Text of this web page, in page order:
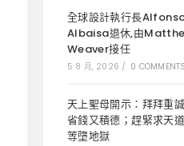
全球設計執行長
Albaisa退休,由
Weaver接任
5 8 月, 2026 / 0 COMMENTS
天上聖母開示：拜拜重
省錢又積德；趕緊求天
等墮地獄